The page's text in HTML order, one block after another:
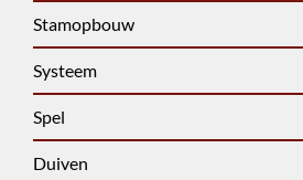
Stamopbouw
Systeem
Spel
Duiven